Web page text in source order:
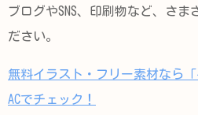
ブログやSNS、印刷物など、さま
ださい。
無料イラスト・フリー素材なら
ACでチェック！